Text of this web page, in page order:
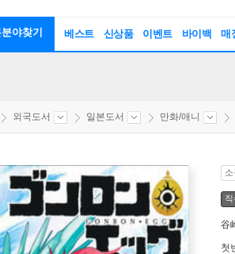
야찾기 베스트 신상품 이벤트 바이백 매
외국도서 일본도서 만화/애니
谷
첫